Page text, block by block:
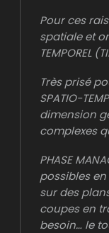
Pour ces
spatiale et
TEMPOREL
Très prisé
SPATIO-
dimension
complexes
PHASE
possibles
sur des
coupes en
besoin… le